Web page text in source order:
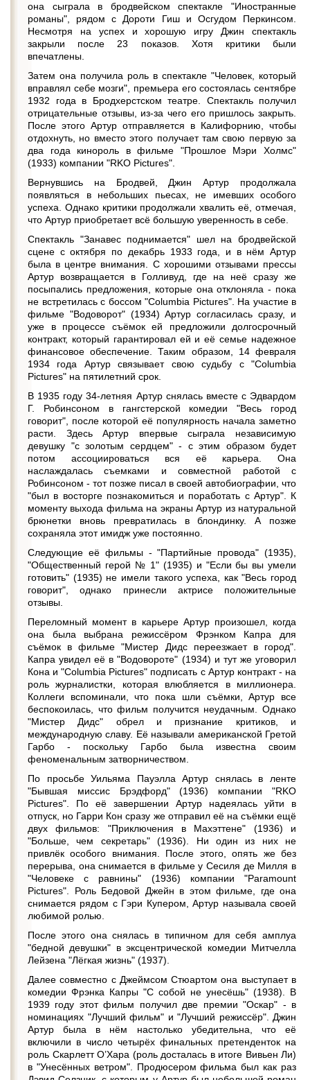
она сыграла в бродвейском спектакле "Иностранные
романы", рядом с Дороти Гиш и Осгудом Перкинсом.
Несмотря на успех и хорошую игру Джин спектакль
закрыли после 23 показов. Хотя критики были
впечатлены.
Затем она получила роль в спектакле "Человек, который
вправлял себе мозги", премьера его состоялась сентябре
1932 года в Бродхерстском театре. Спектакль получил
отрицательные отзывы, из-за чего его пришлось закрыть.
После этого Артур отправляется в Калифорнию, чтобы
отдохнуть, но вместо этого получает там свою первую за
два года кинороль в фильме "Прошлое Мэри Холмс"
(1933) компании "RKO Pictures".
Вернувшись на Бродвей, Джин Артур продолжала
появляться в небольших пьесах, не имевших особого
успеха. Однако критики продолжали хвалить её, отмечая,
что Артур приобретает всё большую уверенность в себе.
Спектакль "Занавес поднимается" шел на бродвейской
сцене с октября по декабрь 1933 года, и в нём Артур
была в центре внимания. С хорошими отзывами прессы
Артур возвращается в Голливуд, где на неё сразу же
посыпались предложения, которые она отклоняла - пока
не встретилась с боссом "Columbia Pictures". На участие в
фильме "Водоворот" (1934) Артур согласилась сразу, и
уже в процессе съёмок ей предложили долгосрочный
контракт, который гарантировал ей и её семье надежное
финансовое обеспечение. Таким образом, 14 февраля
1934 года Артур связывает свою судьбу с "Columbia
Pictures" на пятилетний срок.
В 1935 году 34-летняя Артур снялась вместе с Эдвардом
Г. Робинсоном в гангстерской комедии "Весь город
говорит", после которой её популярность начала заметно
расти. Здесь Артур впервые сыграла независимую
девушку "с золотым сердцем" - с этим образом будет
потом ассоциироваться вся её карьера. Она
наслаждалась съемками и совместной работой с
Робинсоном - тот позже писал в своей автобиографии, что
"был в восторге познакомиться и поработать с Артур". К
моменту выхода фильма на экраны Артур из натуральной
брюнетки вновь превратилась в блондинку. А позже
сохраняла этот имидж уже постоянно.
Следующие её фильмы - "Партийные провода" (1935),
"Общественный герой № 1" (1935) и "Если бы вы умели
готовить" (1935) не имели такого успеха, как "Весь город
говорит", однако принесли актрисе положительные
отзывы.
Переломный момент в карьере Артур произошел, когда
она была выбрана режиссёром Фрэнком Капра для
съёмок в фильме "Мистер Дидс переезжает в город".
Капра увидел её в "Водовороте" (1934) и тут же уговорил
Кона и "Columbia Pictures" подписать с Артур контракт - на
роль журналистки, которая влюбляется в миллионера.
Коллеги вспоминали, что пока шли съёмки, Артур все
беспокоилась, что фильм получится неудачным. Однако
"Мистер Дидс" обрел и признание критиков, и
международную славу. Её называли американской Гретой
Гарбо - поскольку Гарбо была известна своим
феноменальным затворничеством.
По просьбе Уильяма Пауэлла Артур снялась в ленте
"Бывшая миссис Брэдфорд" (1936) компании "RKO
Pictures". По её завершении Артур надеялась уйти в
отпуск, но Гарри Кон сразу же отправил её на съёмки ещё
двух фильмов: "Приключения в Махэттене" (1936) и
"Больше, чем секретарь" (1936). Ни один из них не
привлёк особого внимания. После этого, опять же без
перерыва, она снимается в фильме у Сесиля де Милля в
"Человеке с равнины" (1936) компании "Paramount
Pictures". Роль Бедовой Джейн в этом фильме, где она
снимается рядом с Гэри Купером, Артур называла своей
любимой ролью.
После этого она снялась в типичном для себя амплуа
"бедной девушки" в эксцентрической комедии Митчелла
Лейзена "Лёгкая жизнь" (1937).
Далее совместно с Джеймсом Стюартом она выступает в
комедии Фрэнка Капры "С собой не унесёшь" (1938). В
1939 году этот фильм получил две премии "Оскар" - в
номинациях "Лучший фильм" и "Лучший режиссёр". Джин
Артур была в нём настолько убедительна, что её
включили в число четырёх финальных претенденток на
роль Скарлетт О’Хара (роль досталась в итоге Вивьен Ли)
в "Унесённых ветром". Продюсером фильма был как раз